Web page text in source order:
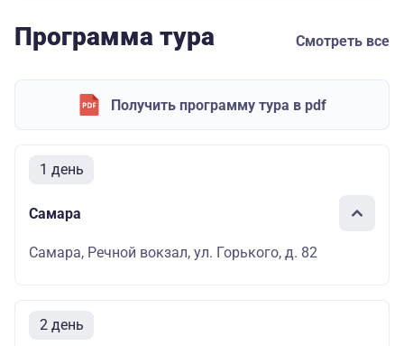
Программа тура Смотреть все
Получить программу тура в pdf
1 день
Самара
Самара, Речной вокзал, ул. Горького, д. 82
2 день